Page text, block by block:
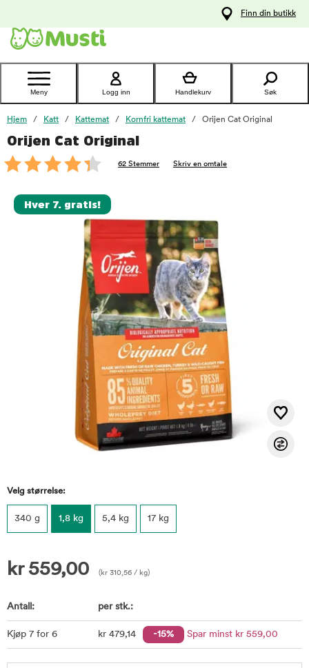
Kontakt
kundeservice
Finn din butikk
Meny Logg inn Handlekurv Søk
Hjem Katt Kattemat Kornfri kattemat Orijen Cat Original
Orijen Cat Original
62 Stemmer Skriv en omtale
Hver 7. gratis!
Velg størrelse:
340 g 1,8 kg 5,4 kg 17 kg
kr 559,00 ( kr 310,56 / kg)
Antall: per stk.:
Kjøp 7 for 6 kr 479,14 -15% Spar minst kr 559,00
foo